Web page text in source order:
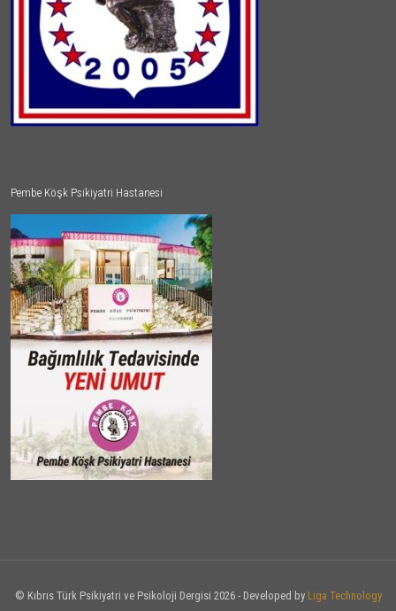
Pembe Köşk Psikiyatri Hastanesi
© Kıbrıs Türk Psikiyatri ve Psikoloji Dergisi 2026 - Developed by Liga Technology